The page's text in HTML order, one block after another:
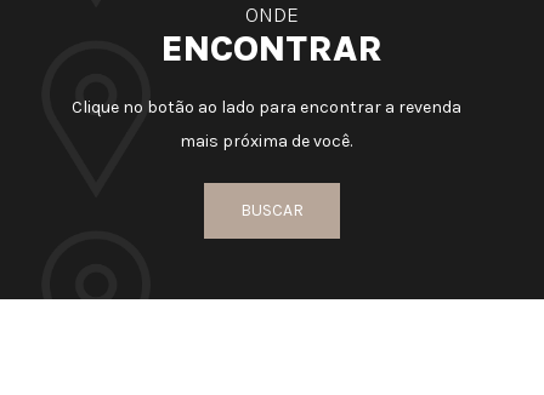
ONDE
ENCONTRAR
Clique no botão ao lado para encontrar a revenda
mais próxima de você.
BUSCAR